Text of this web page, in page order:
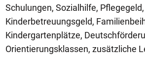
Schulungen, Sozialhilfe, Pflegegeld,
Kinderbetreuungsgeld,
Kindergartenplätze,
Orientierungsklassen, zusätzliche